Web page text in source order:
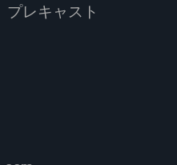
プレキャスト